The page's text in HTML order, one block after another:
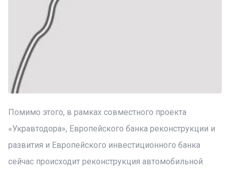
Помимо этого, в рамках совместного проекта
«Укравтодора», Европейского банка реконструкции и
развития и Европейского инвестиционного банка
сейчас происходит реконструкция автомобильной